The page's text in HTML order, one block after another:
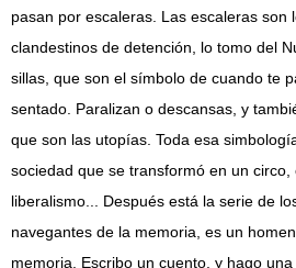
pasan por escaleras. Las escaleras son
clandestinos de detención, lo tomo del
sillas, que son el símbolo de cuando te
sentado. Paralizan o descansas, y
que son las utopías. Toda esa
sociedad que se transformó en un
liberalismo... Después está la serie de
navegantes de la memoria, es un
memoria. Escribo un cuento, y hago